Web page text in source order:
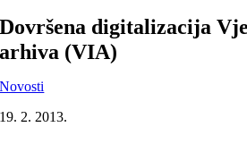
Dovršena digitalizacija
arhiva (VIA)
Novosti
19. 2. 2013.